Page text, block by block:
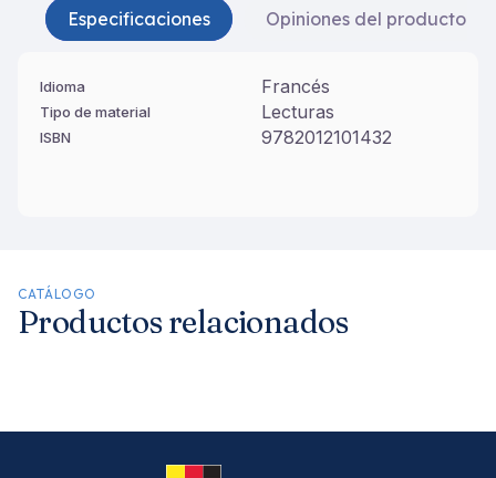
Especificaciones Opiniones del producto
Idioma Francés
Tipo de material Lecturas
ISBN 9782012101432
CATÁLOGO
Productos relacionados